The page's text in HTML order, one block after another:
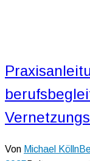
Von Michael Kölln